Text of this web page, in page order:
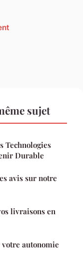
sujet
Technologies
Durable
avis sur notre
livraisons en
autonomie